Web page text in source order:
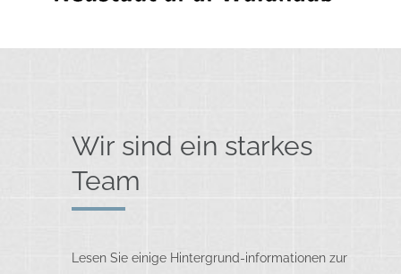
Wir sind ein starkes
Team
Lesen Sie einige Hintergrund-informationen zur